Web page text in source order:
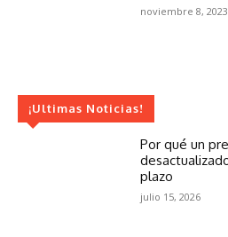
noviembre 8, 2023
¡Ultimas Noticias!
Por qué un
plazo
julio 15, 2026